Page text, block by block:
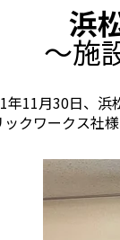
浜
〜施
年11月30日、浜
ックワークス社